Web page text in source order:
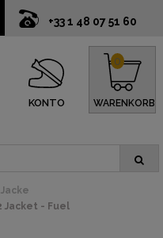
+33 1 48 07 51 60
KONTO WARENKORB
0
Jacket - Fuel